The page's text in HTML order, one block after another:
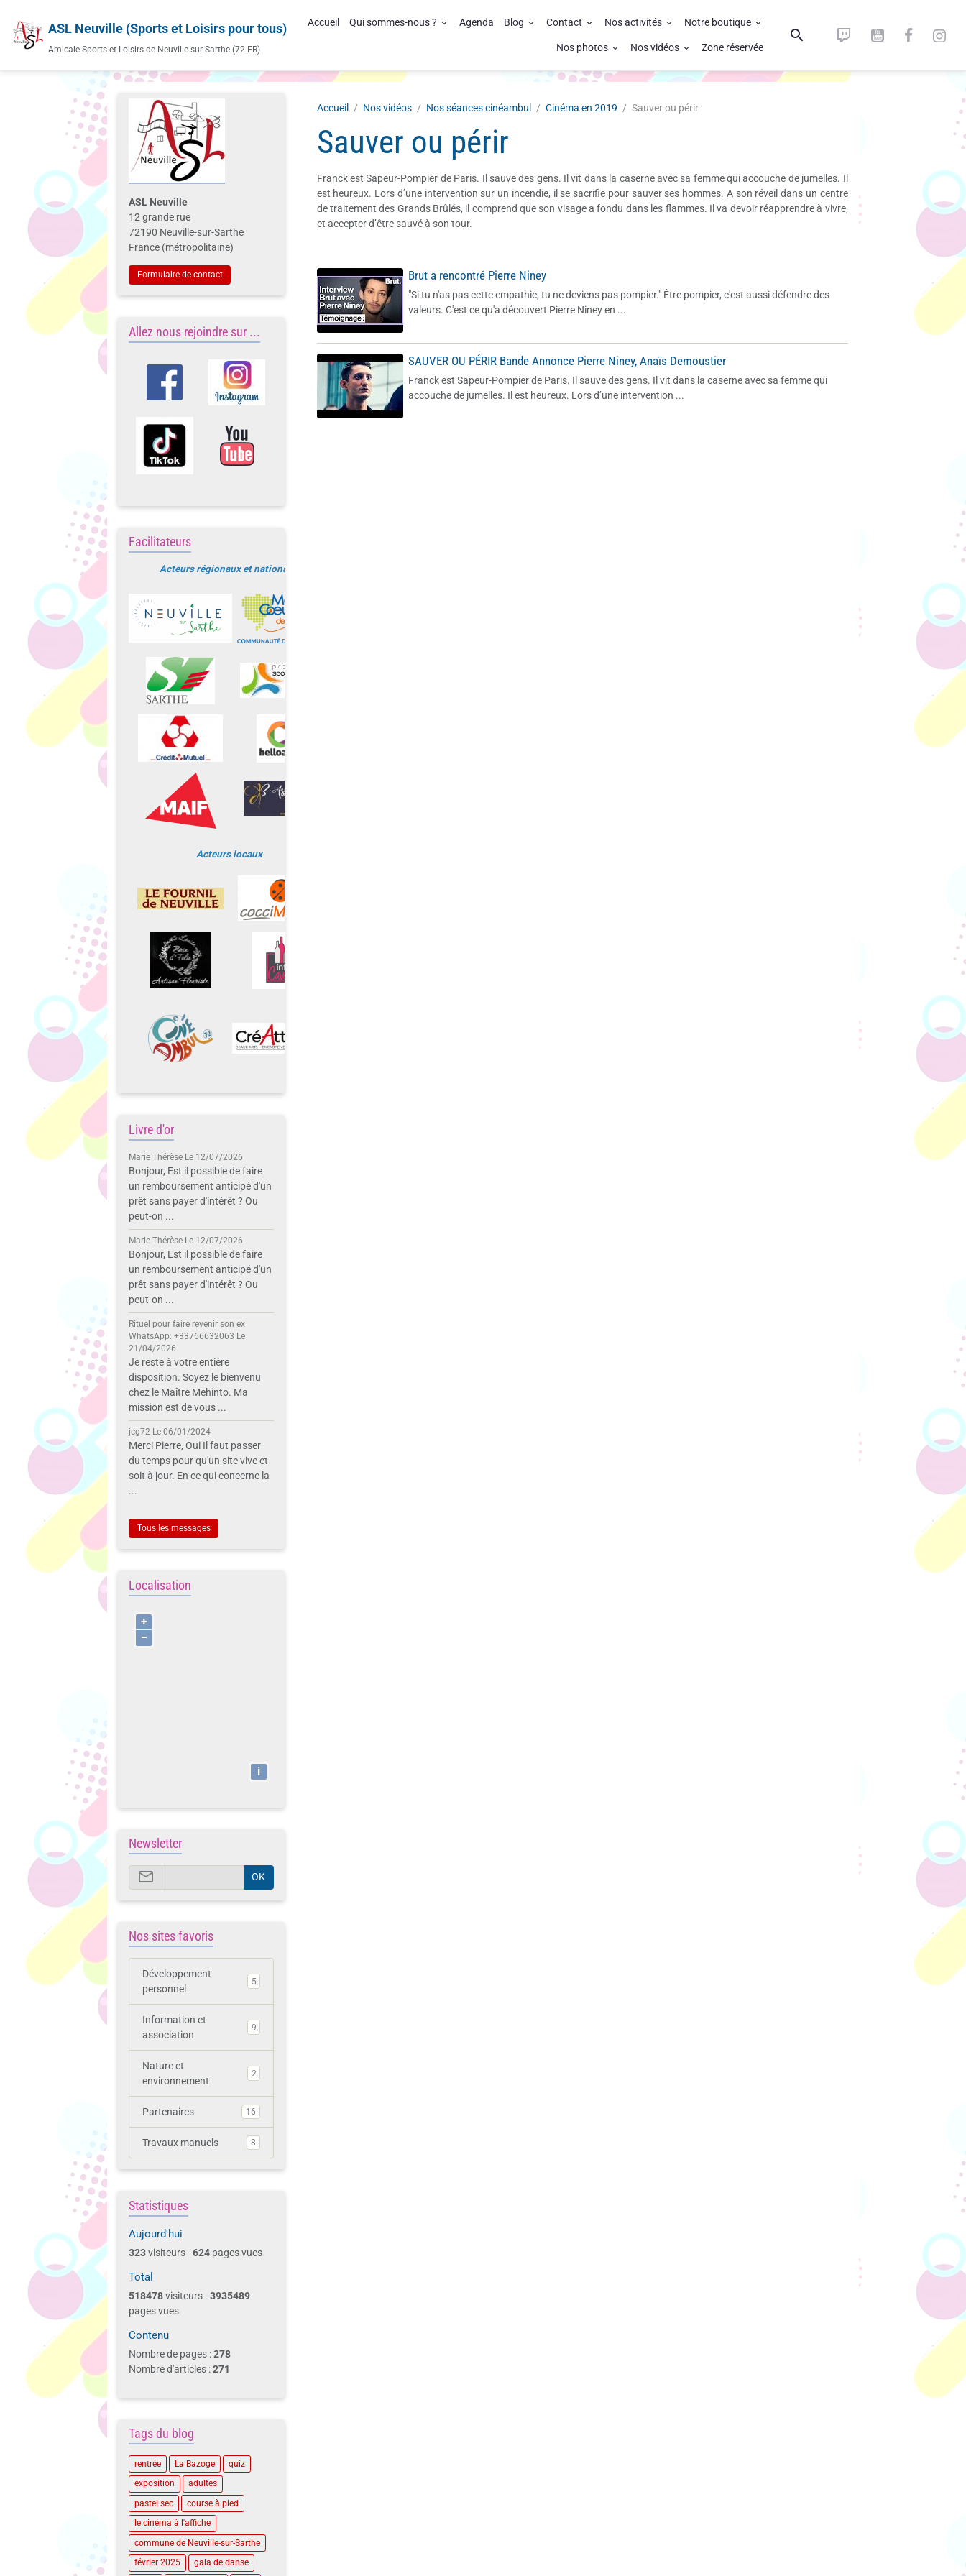
ASL Neuville (Sports et Loisirs pour tous)
Amicale Sports et Loisirs de Neuville-sur-Sarthe (72 FR)
Accueil Qui sommes-nous ? Agenda Blog Contact Nos activités Notre boutique
Nos photos Nos vidéos Zone réservée
Accueil Nos vidéos Nos séances cinéambul Cinéma en 2019 Sauver ou périr
Sauver ou périr
Franck est Sapeur-Pompier de Paris. Il sauve des gens. Il vit dans la caserne avec sa femme qui accouche de jumelles. Il
est heureux. Lors d’une intervention sur un incendie, il se sacrifie pour sauver ses hommes. A son réveil dans un centre
de traitement des Grands Brûlés, il comprend que son visage a fondu dans les flammes. Il va devoir réapprendre à vivre,
et accepter d’être sauvé à son tour.
Brut a rencontré Pierre Niney
"Si tu n'as pas cette empathie, tu ne deviens pas pompier." Être pompier, c'est aussi défendre des
valeurs. C'est ce qu'a découvert Pierre Niney en ...
SAUVER OU PÉRIR Bande Annonce Pierre Niney, Anaïs Demoustier
Franck est Sapeur-Pompier de Paris. Il sauve des gens. Il vit dans la caserne avec sa femme qui
accouche de jumelles. Il est heureux. Lors d’une intervention ...
ASL Neuville
12 grande rue
72190 Neuville-sur-Sarthe
France (métropolitaine)
Formulaire de contact
Allez nous rejoindre sur ...
Facilitateurs
Acteurs régionaux et nationaux
Acteurs locaux
Livre d'or
Marie Thérèse Le 12/07/2026
Bonjour, Est il possible de faire
un remboursement anticipé d'un
prêt sans payer d'intérêt ? Ou
peut-on ...
Marie Thérèse Le 12/07/2026
Bonjour, Est il possible de faire
un remboursement anticipé d'un
prêt sans payer d'intérêt ? Ou
peut-on ...
Rituel pour faire revenir son ex
WhatsApp: +33766632063 Le
21/04/2026
Je reste à votre entière
disposition. Soyez le bienvenu
chez le Maître Mehinto. Ma
mission est de vous ...
jcg72 Le 06/01/2024
Merci Pierre, Oui Il faut passer
du temps pour qu'un site vive et
soit à jour. En ce qui concerne la
...
Tous les messages
Localisation
+
−
i
Newsletter
OK
Nos sites favoris
Développement
personnel
5
Information et
association
9
Nature et
environnement
2
Partenaires 16
Travaux manuels 8
Statistiques
Aujourd'hui
323visiteurs -624 pages vues
Total
518478visiteurs -3935489
pages vues
Contenu
Nombre de pages :278
Nombre d'articles :271
Tags du blog
rentrée La Bazoge
quiz
exposition
adultes
pastel sec
course à pied
le cinéma à l'affiche
commune de Neuville-sur-Sarthe
février 2025
gala de danse